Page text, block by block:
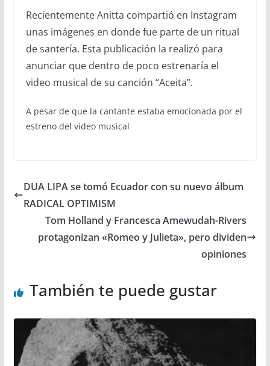
Recientemente Anitta compartió en Instagram
unas imágenes en donde fue parte de un ritual
de santería. Esta publicación la realizó para
anunciar que dentro de poco estrenaría el
video musical de su canción “Aceita”.
A pesar de que la cantante estaba emocionada por el
estreno del video musical
DUA LIPA se tomó Ecuador con su nuevo álbum
RADICAL OPTIMISM
Tom Holland y Francesca Amewudah-Rivers
protagonizan «Romeo y Julieta», pero dividen
opiniones
También te puede gustar